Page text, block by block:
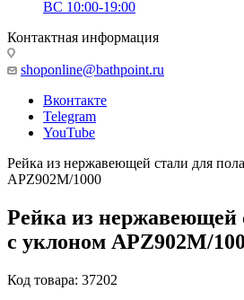
ВС 10:00-19:00
Контактная информация
shoponline@bathpoint.ru
Вконтакте
Telegram
YouTube
Pейка из нержавеющей стали для
APZ902M/1000
Pейка из нержавеющей
с уклоном APZ902M/
Код товара: 37202